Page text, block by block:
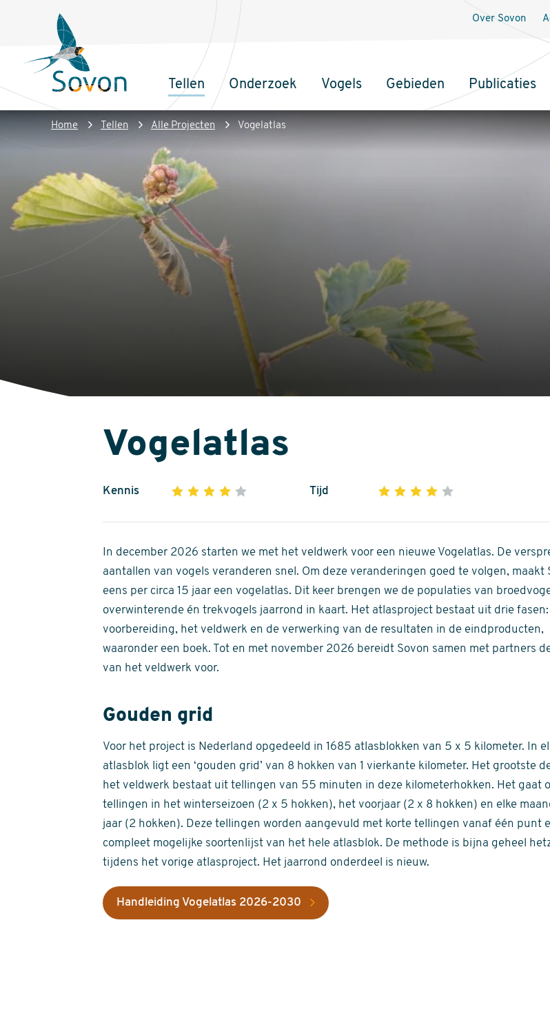
inhoud
Sovon
Homepage
Hoofdnavigatie
Tellen Onderzoek Vogels Gebieden Publicaties
Over Sovon
Kruimelpad
Home Tellen Alle Projecten Vogelatlas
Vogelatlas
Kennis 1 2 3 4
of
5
stars
Tijd 1 2 3 4
of
5
stars
In december 2026 starten we met het veldwerk voor een nieuwe Vogelatlas. De
aantallen van vogels veranderen snel. Om deze veranderingen goed te volgen, maakt
eens per circa 15 jaar een vogelatlas. Dit keer brengen we de populaties van
overwinterende én trekvogels jaarrond in kaart. Het atlasproject bestaat uit drie
voorbereiding, het veldwerk en de verwerking van de resultaten in de eindproducten,
waaronder een boek. Tot en met november 2026 bereidt Sovon samen met partners
van het veldwerk voor.
Gouden grid
Voor het project is Nederland opgedeeld in 1685 atlasblokken van 5 x 5 kilometer. In
atlasblok ligt een ‘gouden grid’ van 8 hokken van 1 vierkante kilometer. Het grootste
het veldwerk bestaat uit tellingen van 55 minuten in deze kilometerhokken. Het gaat
tellingen in het winterseizoen (2 x 5 hokken), het voorjaar (2 x 8 hokken) en elke
jaar (2 hokken). Deze tellingen worden aangevuld met korte tellingen vanaf één punt
compleet mogelijke soortenlijst van het hele atlasblok. De methode is bijna geheel
tijdens het vorige atlasproject. Het jaarrond onderdeel is nieuw.
Handleiding Vogelatlas 2026-2030